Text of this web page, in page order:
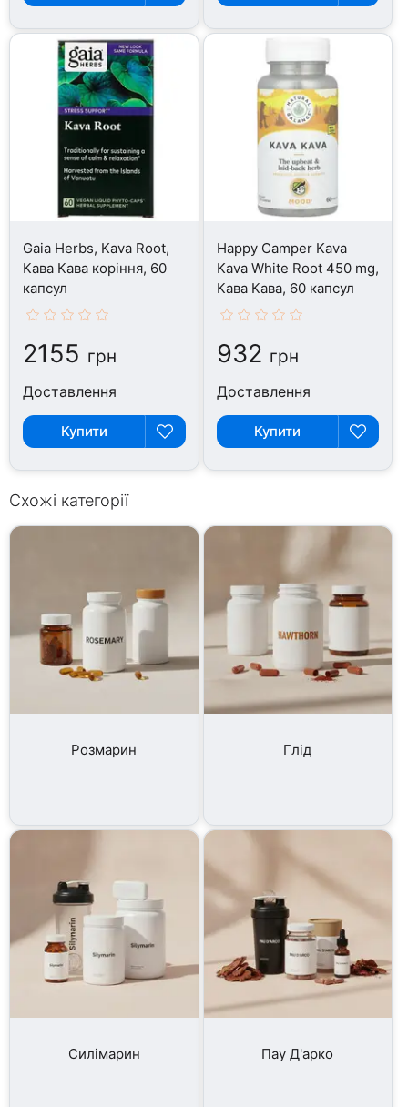
Gaia Herbs, Kava Root,
Кава Кава коріння, 60
капсул
2155 грн
Доставлення
Купити
Happy Camper Kava
Kava White Root 450 mg,
Кава Кава, 60 капсул
932 грн
Доставлення
Купити
Схожі категорії
Розмарин Глід
Силімарин Пау Д'арко